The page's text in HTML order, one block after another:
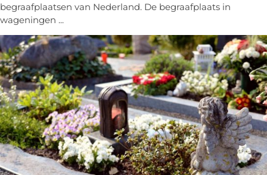
begraafplaatsen van Nederland. De begraafplaats in
wageningen ...